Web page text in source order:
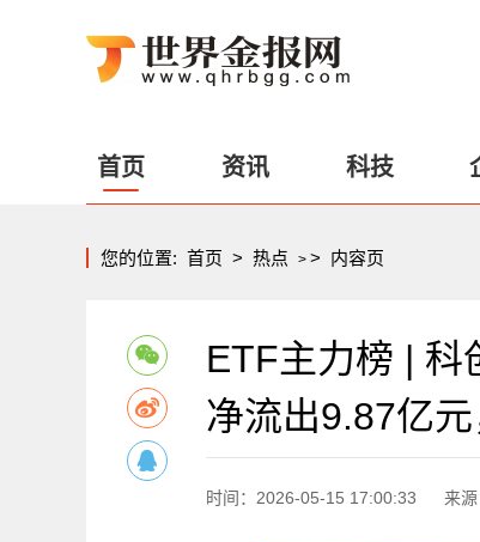
首页 资讯 科技
您的位置: 首页 > 热点 > > 内容页
ETF主力榜 | 科
净流出9.87亿
时间：2026-05-15 17:00:33 来